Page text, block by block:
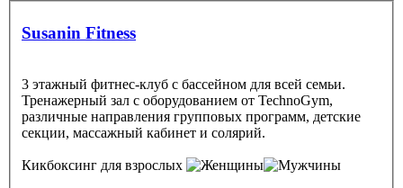
Susanin Fitness
3 этажный фитнес-клуб с бассейном для всей семьи.
Тренажерный зал с оборудованием от TechnoGym,
различные направления групповых программ, детские
секции, массажный кабинет и солярий.
Кикбоксинг для взрослых